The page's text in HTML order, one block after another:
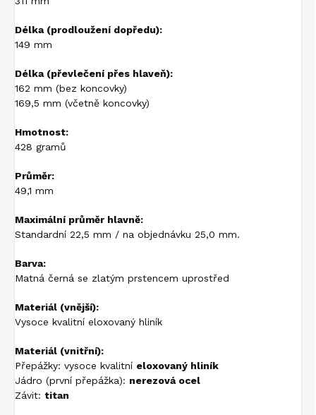
Délka (prodloužení dopředu):
149 mm
Délka (převlečení přes hlaveň):
162 mm (bez koncovky)
169,5 mm (včetně koncovky)
Hmotnost:
428 gramů
Průměr:
49,1 mm
Maximální průměr hlavně:
Standardní 22,5 mm / na objednávku 25,0 mm.
Barva:
Matná černá se zlatým prstencem uprostřed
Materiál (vnější):
Vysoce kvalitní eloxovaný hliník
Materiál (vnitřní):
Přepážky: vysoce kvalitní eloxovaný hliník
Jádro (první přepážka): nerezová ocel
Závit: titan